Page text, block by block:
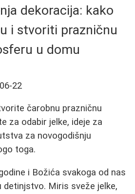
dekoracija: kako
i stvoriti prazničnu
u domu
22
čarobnu prazničnu
za odabir jelke, ideje za
za novogodišnju
toga.
i Božića svakoga od nas
detinjstvo. Miris sveže jelke,